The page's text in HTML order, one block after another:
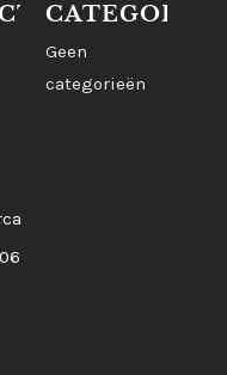
Geen
categorieën